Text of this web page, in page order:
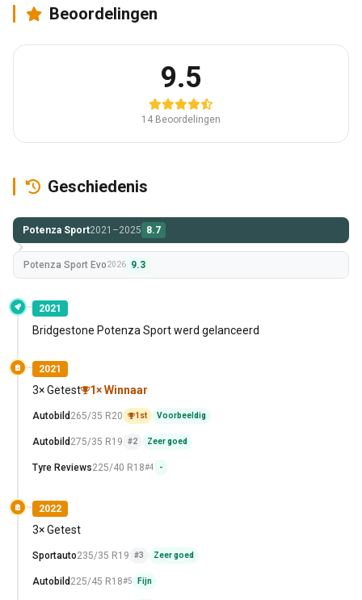
Beoordelingen
9.5
14 Beoordelingen
Geschiedenis
Potenza Sport2021–2025 8.7
Potenza Sport Evo2026 9.3
2021
Bridgestone Potenza Sport werd gelanceerd
2021
3× Getest 1× Winnaar
Autobild 265/35 R20 1st Voorbeeldig
Autobild 275/35 R19 #2 Zeer goed
Tyre Reviews225/40 R18#4 -
2022
3× Getest
Sportauto235/35 R19 #3 Zeer goed
Autobild 225/45 R18#5 Fijn